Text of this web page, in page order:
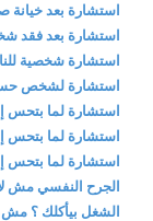
استشارة بعد خيانة
استشارة بعد فقد
استشارة شخصية
استشارة لشخص
استشارة لما بتحس
استشارة لما بتحس
استشارة لما
الجرح النفسي مش
الشغل بيأكلك ؟